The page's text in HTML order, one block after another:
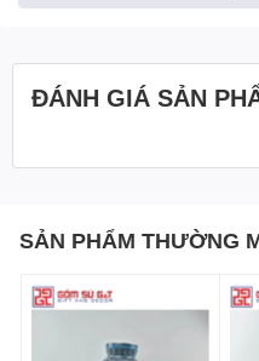
ĐÁNH GIÁ SẢN
SẢN PHẨM THƯỜNG